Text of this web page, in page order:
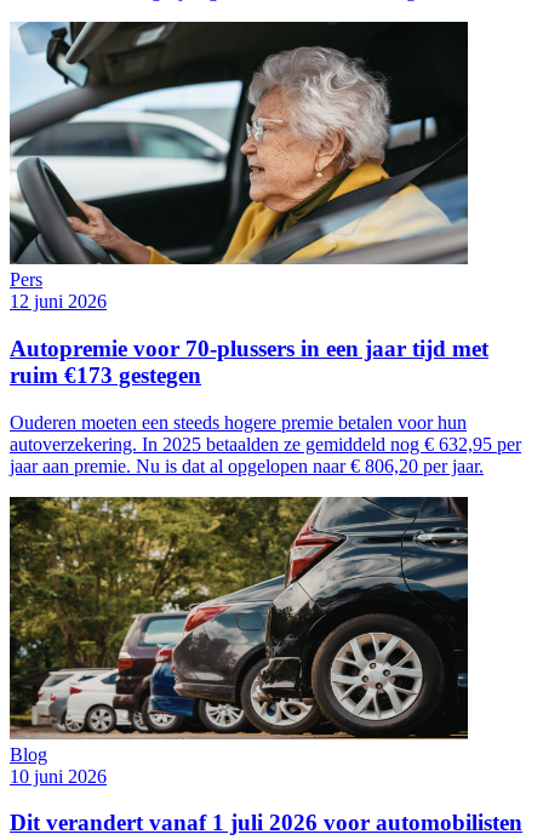
Pers
12 juni 2026
Autopremie voor 70-plussers in een jaar tijd met
ruim €173 gestegen
Ouderen moeten een steeds hogere premie betalen voor hun
autoverzekering. In 2025 betaalden ze gemiddeld nog € 632,95 per
jaar aan premie. Nu is dat al opgelopen naar € 806,20 per jaar.
Blog
10 juni 2026
Dit verandert vanaf 1 juli 2026 voor automobilisten